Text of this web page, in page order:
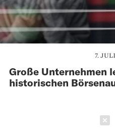
7.
Große Unternehmen
historischen